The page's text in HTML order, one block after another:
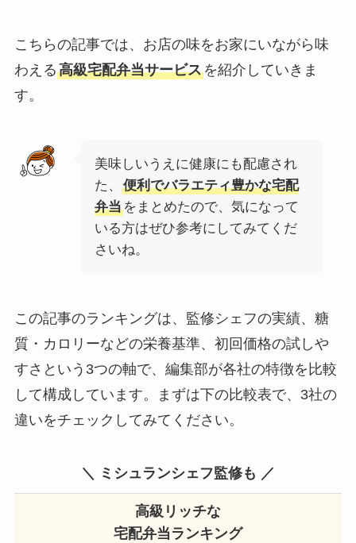
こちらの記事では、お店の味をお家にいながら味
わえる高級宅配弁当サービスを紹介していきま
す。
美味しいうえに健康にも配慮され
た、
便利でバラエティ豊かな宅配
弁当をまとめたので、気になって
いる方はぜひ参考にしてみてくだ
さいね。
この記事のランキングは、監修シェフの実績、糖
質・カロリーなどの栄養基準、初回価格の試しや
すさという3つの軸で、編集部が各社の特徴を比較
して構成しています。まずは下の比較表で、3社の
違いをチェックしてみてください。
＼ ミシュランシェフ監修も ／
高級リッチな
宅配弁当ランキング